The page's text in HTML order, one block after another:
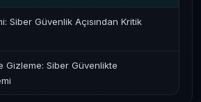
Siber Güvenlik Açısından Kritik
Gizleme: Siber Güvenlikte